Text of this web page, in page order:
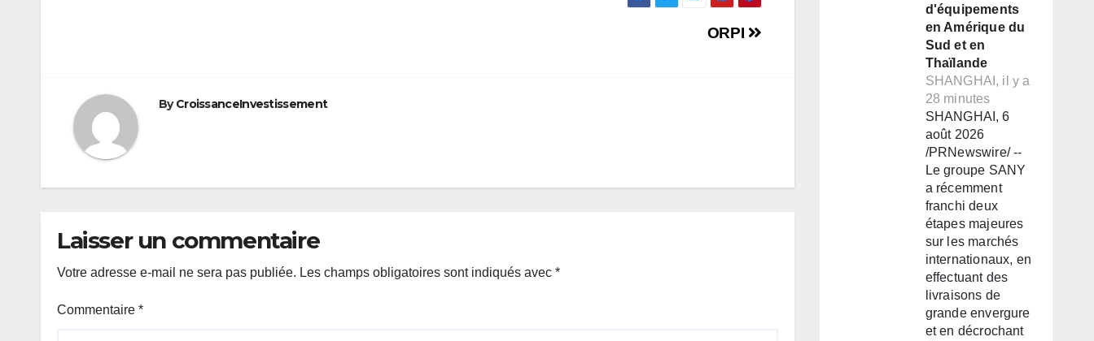
l’article
ORPI
ByCroissanceInvestissement
Laisser un commentaire
Votre adresse e-mail ne sera pas publiée. Les champs obligatoires sont indiqués avec *
Commentaire *
d'équipements
en Amérique du
Sud et en
Thaïlande
SHANGHAI, il y a
28 minutes
SHANGHAI, 6
août 2026
/PRNewswire/ --
Le groupe SANY
a récemment
franchi deux
étapes majeures
sur les marchés
internationaux, en
effectuant des
livraisons de
grande envergure
et en décrochant